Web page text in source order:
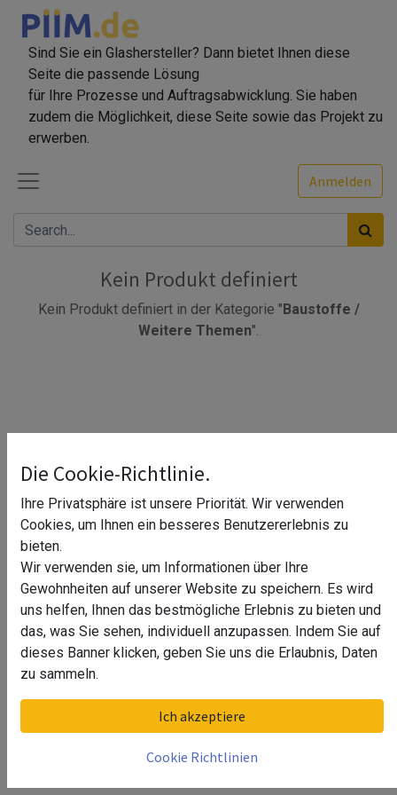
Sind Sie ein Glashersteller? Dann bietet Ihnen diese
Seite die passende Lösung
für Ihre Prozesse und Auftragsabwicklung. Sie haben
zudem die Möglichkeit, diese Seite sowie das Projekt zu
erwerben.
Anmelden
Kein Produkt definiert
Kein Produkt definiert in der Kategorie "Baustoffe /
Weitere Themen".
zunehmender Beliebtheit, da sie nicht nur platzsparend
bieten. Um das Beste aus Ihrer Schiebetür herauszuholen,
ist das richtige Schiebetür Zubehör von entscheidender
Bedeutung. Wir bieten eine breite Palette von Zubehör, mit
dem Sie Ihre Schiebetür individuell gestalten und an Ihre
Bedürfnisse anpassen können.
Unsere Auswahl an Schiebetür Zubehör
Schiebetürgriffe und -griffe
Die Wahl des richtigen Griffs oder Griffes ist nicht nur
funktional, sondern trägt auch maßgeblich zur Ästhetik Ihrer
Die Cookie-Richtlinie.
Ihre Privatsphäre ist unsere Priorität. Wir verwenden
Cookies, um Ihnen ein besseres Benutzererlebnis zu
bieten.
Wir verwenden sie, um Informationen über Ihre
Gewohnheiten auf unserer Website zu speichern. Es wird
uns helfen, Ihnen das bestmögliche Erlebnis zu bieten und
das, was Sie sehen, individuell anzupassen. Indem Sie auf
dieses Banner klicken, geben Sie uns die Erlaubnis, Daten
zu sammeln.
Ich akzeptiere
Cookie Richtlinien